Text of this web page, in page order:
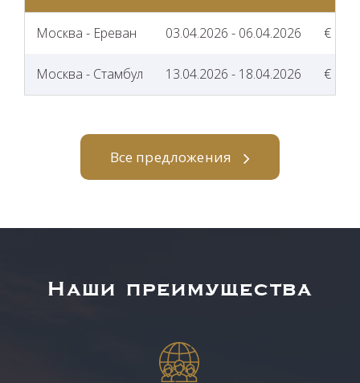
Москва - Ереван 03.04.2026 - 06.04.2026 € 29
Москва - Стамбул 13.04.2026 - 18.04.2026 € 30
Все предложения
Наши преимущества